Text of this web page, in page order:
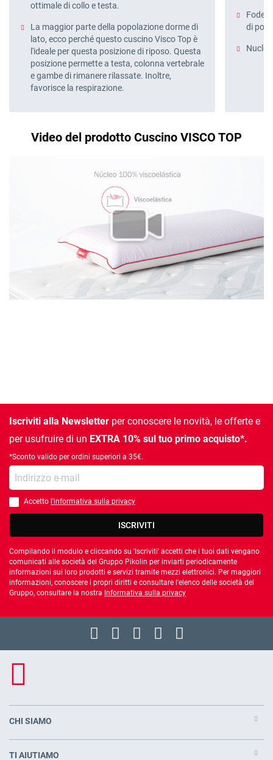
ottimale di collo e testa.
La maggior parte della popolazione dorme di
lato, ecco perché questo cuscino Visco Top è
l'ideale per questa posizione di riposo. Questa
posizione permette a testa, colonna vertebrale
e gambe di rimanere rilassate. Inoltre,
favorisce la respirazione.
di
Video del prodotto Cuscino VISCO TOP
Iscriviti alla Newsletter per conoscere le novità, le offerte e
per usufruire di un EXTRA 10% sul tuo primo acquisto*.
*Sconto valido per ordini superiori a 35€.
la tua e-mail
È necessario accettare l'informativa sulla privacy
Accetto l'informativa sulla privacy
ISCRIVITI
Compilando il modulo e cliccando su 'Iscriviti' accetti che i tuoi dati vengano
comunicati alle società del Gruppo Pikolin per inviarti periodicamente
informazioni sui loro prodotti e servizi tramite mezzi elettronici. Per maggiori
informazioni, conoscere i propri diritti e consultare l'elenco delle società del
Gruppo, consultare la nostra Informativa sulla privacy
CHI SIAMO
TI AIUTIAMO